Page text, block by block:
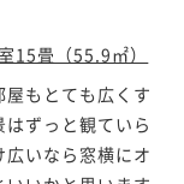
15畳（55.9㎡）
もとても広くす
ずっと観ていら
いなら窓横にオ